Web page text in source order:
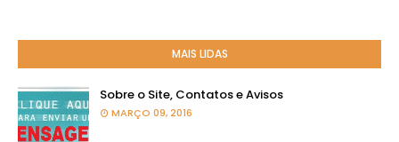
MAIS LIDAS
Sobre o Site, Contatos e Avisos
MARÇO 09, 2016